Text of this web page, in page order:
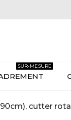
SUR-MESURE
cutter